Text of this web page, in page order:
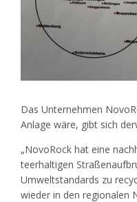
Das Unternehmen
Anlage wäre, gibt sich
„NovoRock hat eine
teerhaltigen
Umweltstandards zu
wieder in den regionalen